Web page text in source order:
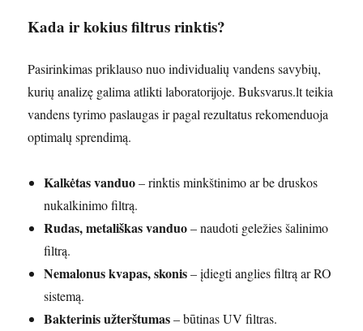
Kada ir kokius filtrus rinktis?
Pasirinkimas priklauso nuo individualių vandens savybių,
kurių analizę galima atlikti laboratorijoje. Buksvarus.lt teikia
vandens tyrimo paslaugas ir pagal rezultatus rekomenduoja
optimalų sprendimą.
Kalkėtas vanduo– rinktis minkštinimo ar be druskos
nukalkinimo filtrą.
Rudas, metališkas vanduo– naudoti geležies šalinimo
filtrą.
Nemalonus kvapas, skonis– įdiegti anglies filtrą ar RO
sistemą.
Bakterinis užterštumas– būtinas UV filtras.